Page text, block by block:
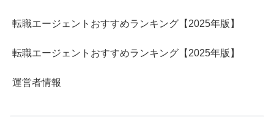
転職エージェントおすすめランキング【2025年版】
転職エージェントおすすめランキング【2025年版】
運営者情報